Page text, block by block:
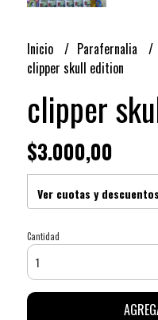
Inicio Parafernalia
clipper skull edition
clipper
$3.000,00
Ver cuotas y descuentos
Cantidad